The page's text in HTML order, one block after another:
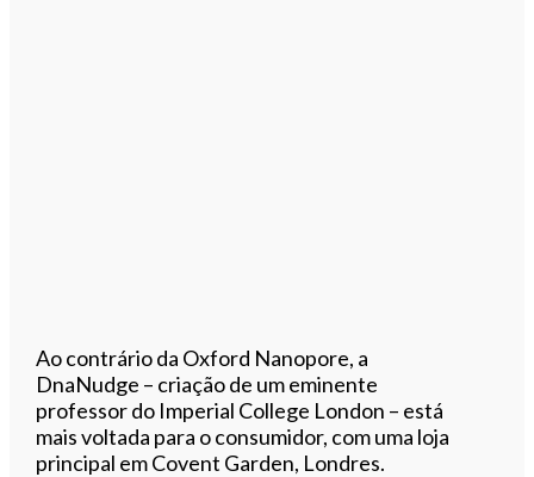
Ao contrário da Oxford Nanopore, a
DnaNudge – criação de um eminente
professor do Imperial College London – está
mais voltada para o consumidor, com uma loja
principal em Covent Garden, Londres.